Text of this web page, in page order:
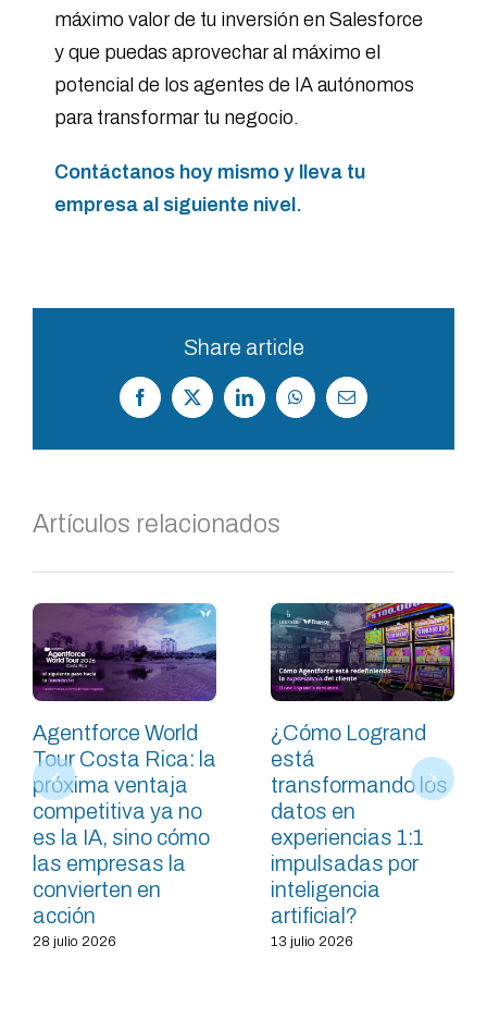
máximo valor de tu inversión en Salesforce
y que puedas aprovechar al máximo el
potencial de los agentes de IA autónomos
para transformar tu negocio.
Contáctanos hoy mismo y lleva tu
empresa al siguiente nivel.
Share article
Facebook
X LinkedInWhatsApp
Correo
electrónico
Artículos relacionados
Agentforce World
Tour Costa Rica: la
próxima ventaja
competitiva ya no
es la IA, sino cómo
las empresas la
convierten en
acción
28 julio 2026
¿Cómo Logrand
está
transformando los
datos en
experiencias 1:1
impulsadas por
inteligencia
artificial?
13 julio 2026